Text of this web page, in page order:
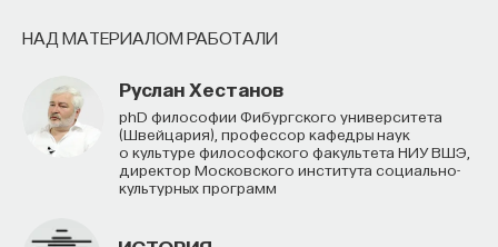
НАД МАТЕРИАЛОМ РАБОТАЛИ
Руслан Хестанов
PhD философии Фибургского университета
(Швейцария), профессор кафедры наук
о культуре философского факультета НИУ ВШЭ,
директор Московского института социально-
культурных программ
Что такое философский поиск, и почему он —
Узнайте из курса кандидата философских
наук Дианы Гаспарян «Философский поиск